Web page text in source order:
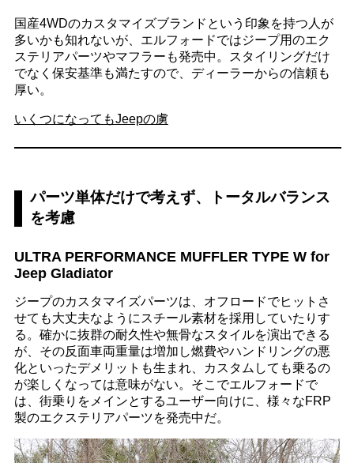
国産4WDのカスタマイズブランドという印象を持つ人が
多いかも知れないが、エルフォードではジープ用のエク
ステリアパーツやマフラーも発売中。スタイリングだけ
でなく保安基準も満たすので、ディーラーからの信頼も
厚い。
いくつになってもJeepの虜
パーツ単体だけで考えず、トータルバランス
を考慮
ULTRA PERFORMANCE MUFFLER TYPE W for
Jeep Gladiator
ジープのカスタマイズパーツは、オフロードでヒットさ
せても大丈夫なようにスチール素材を採用していたりす
る。確かに抜群の耐久性や無骨なスタイルを演出できる
が、その反面車両重量は増加し燃費やハンドリングの悪
化といったデメリットも生まれ、カスタムしても乗るの
が楽しくなっては意味がない。そこでエルフォードで
は、街乗りをメインとするユーザー向けに、様々なFRP
製のエクステリアパーツを発売中だ。